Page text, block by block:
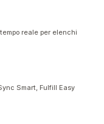
reale per elenchi
Smart, Fulfill Easy